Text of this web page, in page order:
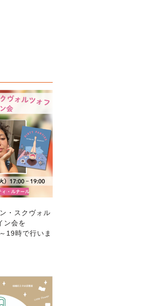
・スクヴォル
ン会を
19時で行いま